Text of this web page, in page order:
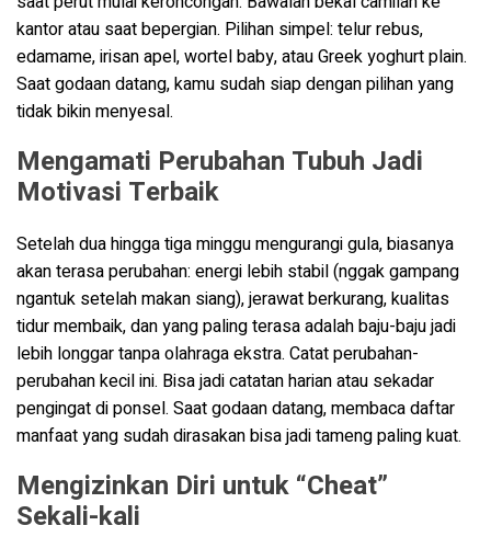
kantor atau saat bepergian. Pilihan simpel: telur rebus,
edamame, irisan apel, wortel baby, atau Greek yoghurt plain.
Saat godaan datang, kamu sudah siap dengan pilihan yang
tidak bikin menyesal.
Mengamati Perubahan Tubuh Jadi
Motivasi Terbaik
Setelah dua hingga tiga minggu mengurangi gula, biasanya
akan terasa perubahan: energi lebih stabil (nggak gampang
ngantuk setelah makan siang), jerawat berkurang, kualitas
tidur membaik, dan yang paling terasa adalah baju-baju jadi
lebih longgar tanpa olahraga ekstra. Catat perubahan-
perubahan kecil ini. Bisa jadi catatan harian atau sekadar
pengingat di ponsel. Saat godaan datang, membaca daftar
manfaat yang sudah dirasakan bisa jadi tameng paling kuat.
Mengizinkan Diri untuk “Cheat”
Sekali-kali